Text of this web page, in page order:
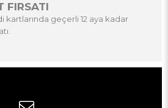
FIRSATI
kartlarında geçerli 12 aya kadar